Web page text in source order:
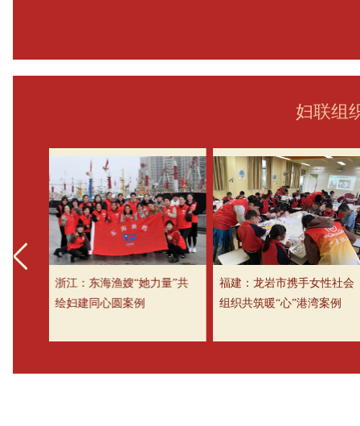
妇联组
浙江：东海渔嫂“她力量”共
绘妇建同心圆案例
福建：龙岩市携手女性社会
组织共筑暖“心”港湾案例